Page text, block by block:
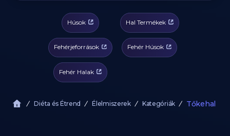
Húsok Hal Termékek
Fehérjeforrások Fehér Húsok
Fehér Halak
Diéta és Étrend Élelmiszerek Kategóriák Tőkehal